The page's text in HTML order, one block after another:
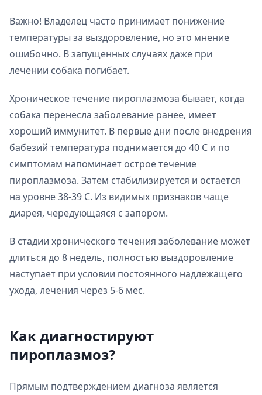
Важно! Владелец часто принимает понижение
температуры за выздоровление, но это мнение
ошибочно. В запущенных случаях даже при
лечении собака погибает.
Хроническое течение пироплазмоза бывает, когда
собака перенесла заболевание ранее, имеет
хороший иммунитет. В первые дни после внедрения
бабезий температура поднимается до 40 С и по
симптомам напоминает острое течение
пироплазмоза. Затем стабилизируется и остается
на уровне 38-39 С. Из видимых признаков чаще
диарея, чередующаяся с запором.
В стадии хронического течения заболевание может
длиться до 8 недель, полностью выздоровление
наступает при условии постоянного надлежащего
ухода, лечения через 5-6 мес.
Как диагностируют
пироплазмоз?
Прямым подтверждением диагноза является